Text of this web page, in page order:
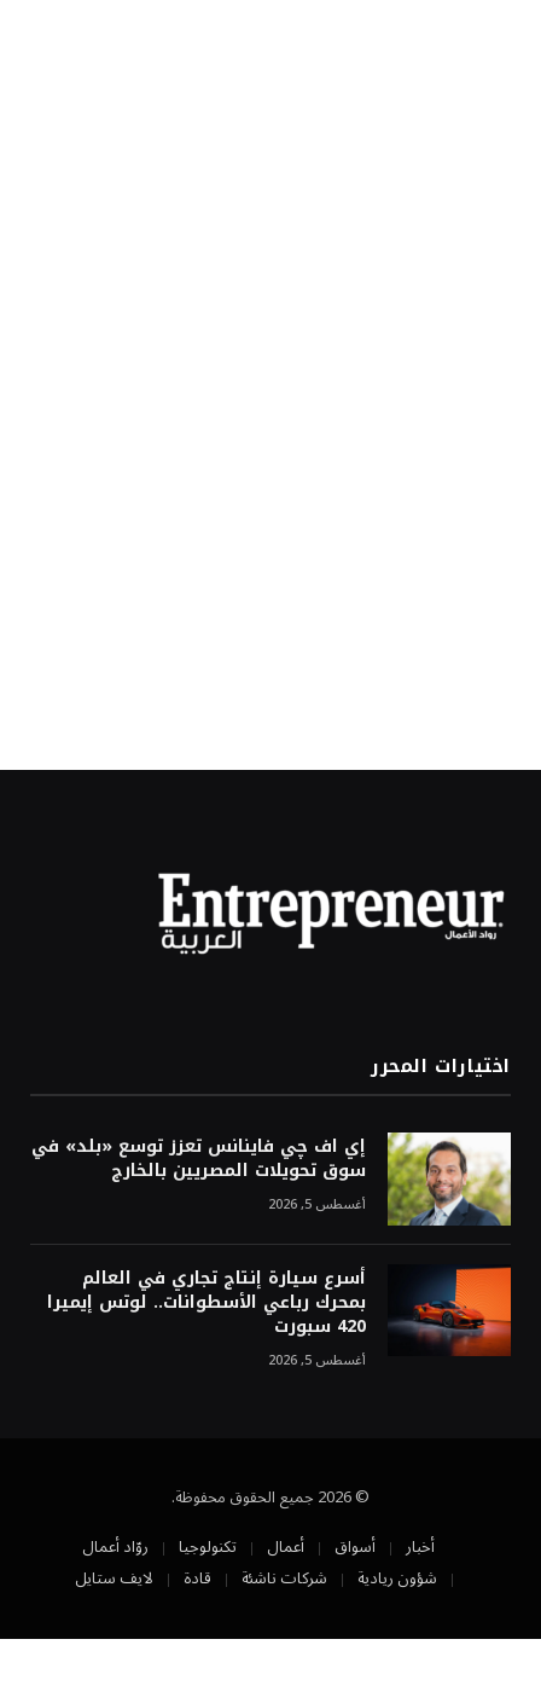
اختيارات المحرر
إي اف چي فاينانس تعزز توسع «بلد» في
سوق تحويلات المصريين بالخارج
أغسطس 5, 2026
أسرع سيارة إنتاج تجاري في العالم
بمحرك رباعي الأسطوانات.. لوتس إيميرا
420 سبورت
أغسطس 5, 2026
© 2026 جميع الحقوق محفوظة.
أخبار
أسواق أعمال تكنولوجيا
روّاد أعمال
شؤون ريادية
شركات ناشئة قادة لايف ستايل